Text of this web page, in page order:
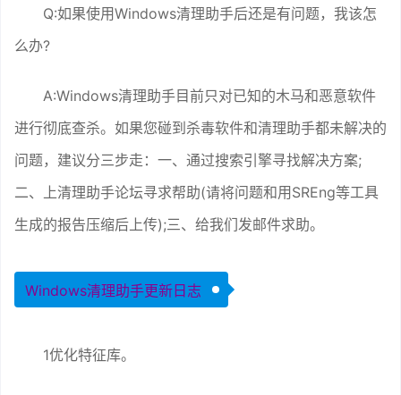
Q:如果使用Windows清理助手后还是有问题，我该怎
么办?
A:Windows清理助手目前只对已知的木马和恶意软件
进行彻底查杀。如果您碰到杀毒软件和清理助手都未解决的
问题，建议分三步走：一、通过搜索引擎寻找解决方案;
二、上清理助手论坛寻求帮助(请将问题和用SREng等工具
生成的报告压缩后上传);三、给我们发邮件求助。
Windows清理助手更新日志
1优化特征库。